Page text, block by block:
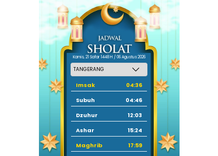
Kamis, 21 Safar 1448 H / 06 Agustus 2026
Imsak
04:36
Subuh
04:46
Dzuhur
12:03
Ashar
15:24
Maghrib
17:59